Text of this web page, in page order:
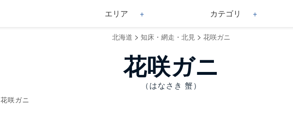
エリア カテゴリ
北海道 > 知床・網走・北見 > 花咲ガニ
花咲ガニ
（はなさき 蟹）
花咲ガニ